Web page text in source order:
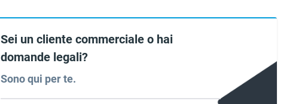
Sei un cliente commerciale o hai
domande legali?
Sono qui per te.